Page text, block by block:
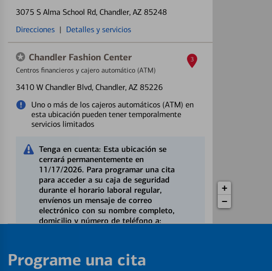
3075 S Alma School Rd, Chandler, AZ 85248
Direcciones | Detalles y servicios
Chandler Fashion Center
Centros financieros y cajero automático (ATM)
3410 W Chandler Blvd, Chandler, AZ 85226
Uno o más de los cajeros automáticos (ATM) en
esta ubicación pueden tener temporalmente
servicios limitados
Tenga en cuenta: Esta ubicación se
cerrará permanentemente en
11/17/2026. Para programar una cita
para acceder a su caja de seguridad
durante el horario laboral regular,
envíenos un mensaje de correo
electrónico con su nombre completo,
domicilio y número de teléfono a:
Direcciones | Detalles y servicios
3
+
−
Programe una cita